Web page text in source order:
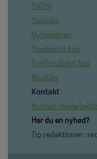
TikTok
Youtube
Nyhedsbrev
Tipsbladet App
TjekFoodbold App
BlueSky
Kontakt
Kontakt
Har du en nyhed?
Tip redaktionen: